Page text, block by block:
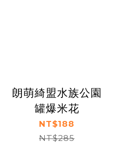
朗萌綺盟水族公園
罐爆米花
NT$188
NT$285